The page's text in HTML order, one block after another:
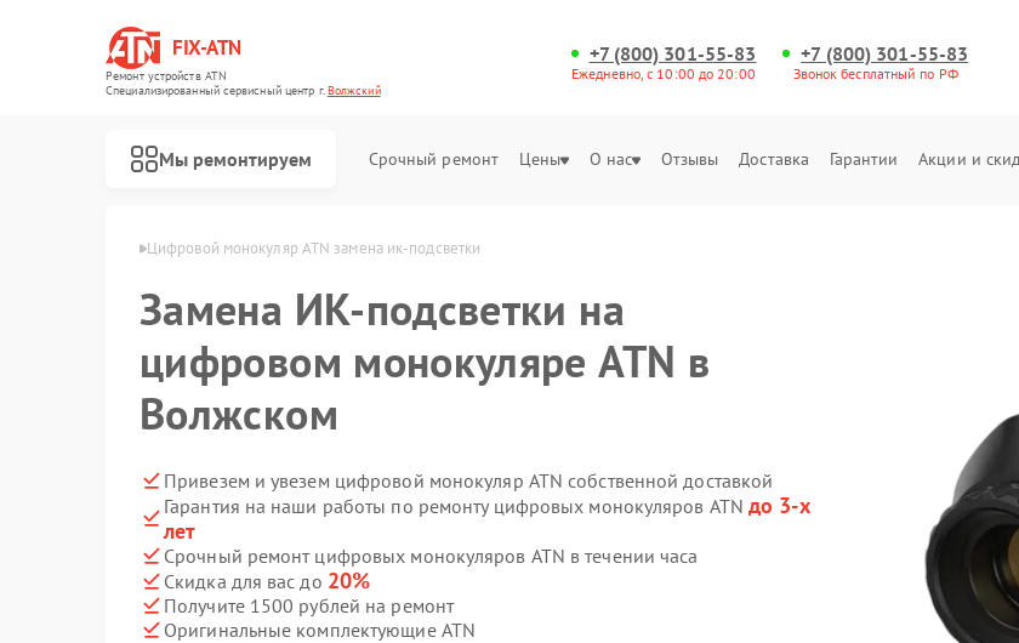
FIX-ATN
Ремонт устройств ATN
Специализированный cервисный центр г.Волжский
+7 (800) 301-55-83
Ежедневно, с 10:00 до 20:00
+7 (800) 301-55-83
Звонок бесплатный по РФ
Мы ремонтируем Срочный ремонт Цены О нас Отзывы Доставка Гарантии Акции и
Цифровой монокуляр ATN замена ик-подсветки
Замена ИК-подсветки на
цифровом монокуляре ATN в
Волжском
Привезем и увезем цифровой монокуляр ATN собственной доставкой
Гарантия на наши работы по ремонту цифровых монокуляров ATN до 3-х
лет
Срочный ремонт цифровых монокуляров ATN в течении часа
Скидка для вас до 20%
Получите 1500 рублей на ремонт
Оригинальные комплектующие ATN